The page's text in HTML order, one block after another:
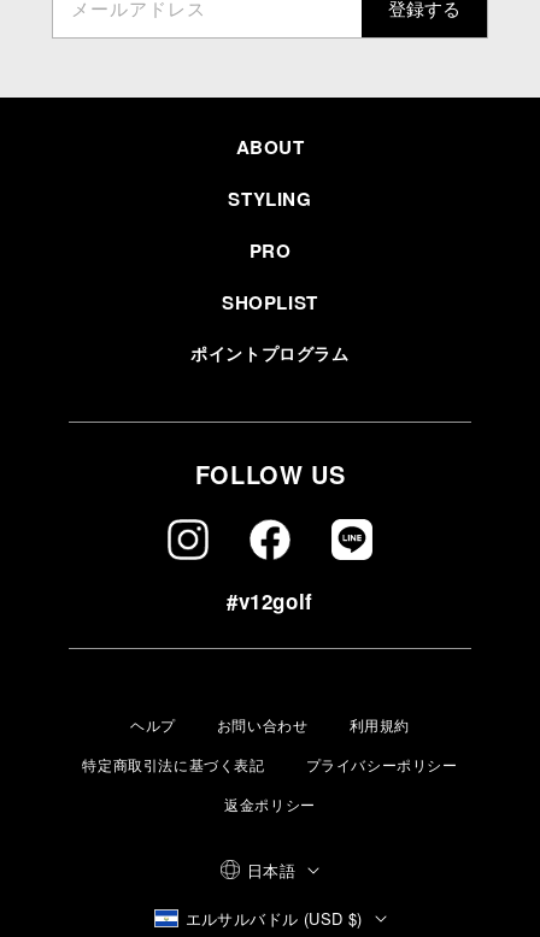
メールアドレス 登録する
ABOUT
STYLING
PRO
SHOPLIST
ポイントプログラム
FOLLOW US
#v12golf
ヘルプ お問い合わせ
利用規約
特定商取引法に基づく表記
プライバシーポリシー
返金ポリシー
日本語
エルサルバドル (USD $)